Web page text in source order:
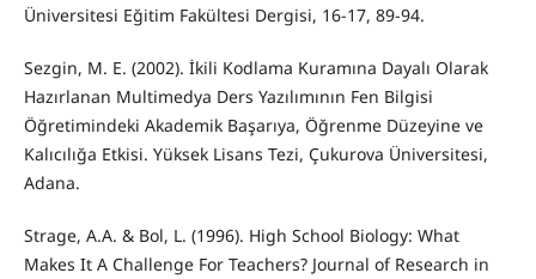
Üniversitesi Eğitim Fakültesi Dergisi, 16-17, 89-94.
Sezgin, M. E. (2002). İkili Kodlama Kuramına Dayalı Olarak
Hazırlanan Multimedya Ders Yazılımının Fen Bilgisi
Öğretimindeki Akademik Başarıya, Öğrenme Düzeyine ve
Kalıcılığa Etkisi. Yüksek Lisans Tezi, Çukurova Üniversitesi,
Adana.
Strage, A.A. & Bol, L. (1996). High School Biology: What
Makes It A Challenge For Teachers? Journal of Research in